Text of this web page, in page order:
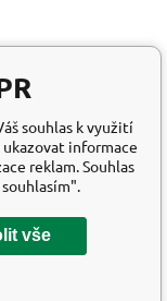
souhlas k využití
informace
reklam. Souhlas
vše